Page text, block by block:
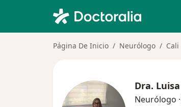
Página De Inicio Neurólogo Cali
Dra.
Neurólogo ·